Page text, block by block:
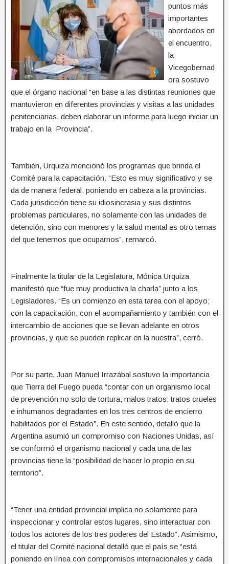
puntos más
importantes
abordados en
el encuentro,
la
Vicegobernad
ora sostuvo
que el órgano nacional “en base a las distintas reuniones que
mantuvieron en diferentes provincias y visitas a las unidades
penitenciarias, deben elaborar un informe para luego iniciar un
trabajo en la Provincia”.
También, Urquiza mencionó los programas que brinda el
Comité para la capacitación. “Esto es muy significativo y se
da de manera federal, poniendo en cabeza a la provincias.
Cada jurisdicción tiene su idiosincrasia y sus distintos
problemas particulares, no solamente con las unidades de
detención, sino con menores y la salud mental es otro temas
del que tenemos que ocuparnos”, remarcó.
Finalmente la titular de la Legislatura, Mónica Urquiza
manifestó que “fue muy productiva la charla” junto a los
Legisladores. “Es un comienzo en esta tarea con el apoyo;
con la capacitación, con el acompañamiento y también con el
intercambio de acciones que se llevan adelante en otros
provincias, y que se pueden replicar en la nuestra”, cerró.
Por su parte, Juan Manuel Irrazábal sostuvo la importancia
que Tierra del Fuego pueda “contar con un organismo local
de prevención no solo de tortura, malos tratos, tratos crueles
e inhumanos degradantes en los tres centros de encierro
habilitados por el Estado”. En este sentido, detalló que la
Argentina asumió un compromiso con Naciones Unidas, así
se conformó el organismo nacional y cada una de las
provincias tiene la “posibilidad de hacer lo propio en su
territorio”.
“Tener una entidad provincial implica no solamente para
inspeccionar y controlar estos lugares, sino interactuar con
todos los actores de los tres poderes del Estado”. Asimismo,
el titular del Comité nacional detalló que el país se “está
poniendo en línea con compromisos internacionales y cada